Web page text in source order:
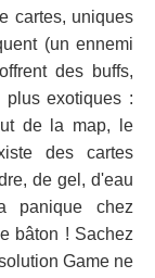
cartes, uniques
(un ennemi
des buffs,
exotiques :
de la map, le
des cartes
de gel, d'eau
panique chez
bâton ! Sachez
Game ne